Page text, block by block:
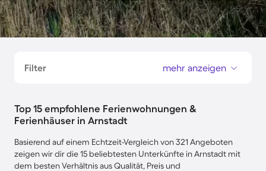
Filter mehr anzeigen
Top 15 empfohlene Ferienwohnungen &
Ferienhäuser in Arnstadt
Basierend auf einem Echtzeit-Vergleich von 321 Angeboten
zeigen wir dir die 15 beliebtesten Unterkünfte in Arnstadt mit
dem besten Verhältnis aus Qualität, Preis und